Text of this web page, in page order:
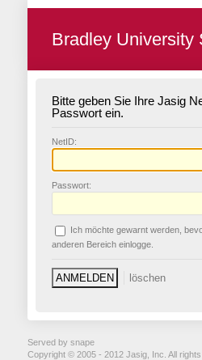
Bradley University
Bitte geben Sie Ihre Jasig
Passwort ein.
NetID:
Passwort:
Ich möchte gewarnt werden,
anderen Bereich einlogge.
Served by snape
Copyright © 2005 - 2012 Jasig, Inc. All